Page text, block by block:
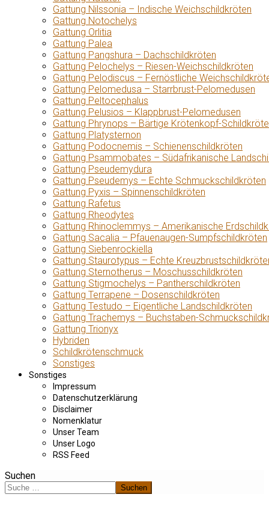
Gattung Nilssonia – Indische Weichschildkröten
Gattung Notochelys
Gattung Orlitia
Gattung Palea
Gattung Pangshura – Dachschildkröten
Gattung Pelochelys – Riesen-Weichschildkröten
Gattung Pelodiscus – Fernöstliche
Gattung Pelomedusa – Starrbrust-Pelomedusen
Gattung Peltocephalus
Gattung Pelusios – Klappbrust-Pelomedusen
Gattung Phrynops – Bärtige Krötenkopf-
Gattung Platysternon
Gattung Podocnemis – Schienenschildkröten
Gattung Psammobates – Südafrikanische
Gattung Pseudemydura
Gattung Pseudemys – Echte Schmuckschildkröten
Gattung Pyxis – Spinnenschildkröten
Gattung Rafetus
Gattung Rheodytes
Gattung Rhinoclemmys – Amerikanische
Gattung Sacalia – Pfauenaugen-Sumpfschildkröten
Gattung Siebenrockiella
Gattung Staurotypus – Echte
Gattung Sternotherus – Moschusschildkröten
Gattung Stigmochelys – Pantherschildkröten
Gattung Terrapene – Dosenschildkröten
Gattung Testudo – Eigentliche Landschildkröten
Gattung Trachemys – Buchstaben-
Gattung Trionyx
Hybriden
Schildkrötenschmuck
Sonstiges
Sonstiges
Impressum
Datenschutzerklärung
Disclaimer
Nomenklatur
Unser Team
Unser Logo
RSS Feed
Suchen
Suchen